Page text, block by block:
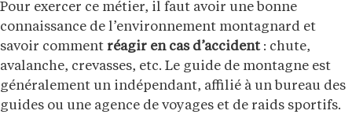
Pour exercer ce métier, il faut avoir une bonne
connaissance de l’environnement montagnard et
savoir comment réagir en cas d’accident: chute,
avalanche, crevasses, etc. Le guide de montagne est
généralement un indépendant, affilié à un bureau des
guides ou une agence de voyages et de raids sportifs.